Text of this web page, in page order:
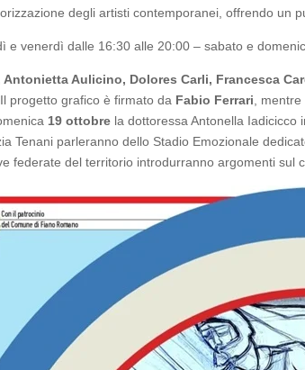
degli artisti contemporanei, offrendo un
e venerdì dalle 16:30 alle 20:00 – sabato e
Antonietta Aulicino, Dolores Carli, Francesca
. Il progetto grafico è firmato da Fabio Ferrari ,
19 ottobre la dottoressa Antonella
Tenani parleranno dello Stadio Emozionale
federate del territorio introdurranno argomenti sul